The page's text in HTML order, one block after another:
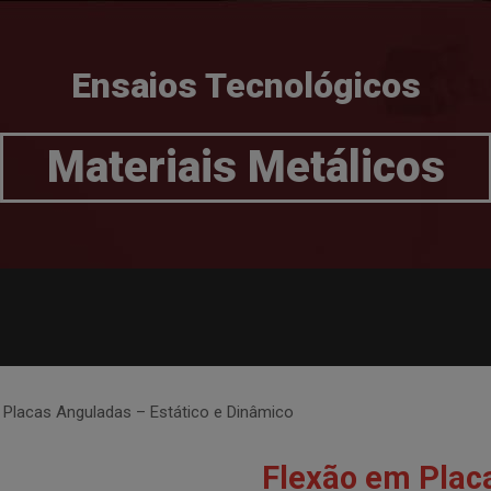
Ensaios Tecnológicos
Materiais Metálicos
Anguladas – Estático e Dinâmico
Flexão em